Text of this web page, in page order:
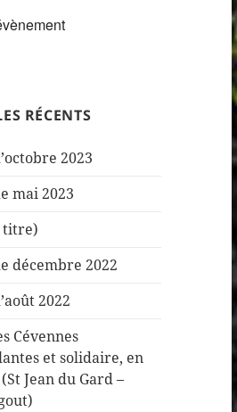
RÉCENTS
2023
mai 2023
titre)
décembre 2022
2022
Cévennes
et solidaire, en
Jean du Gard –